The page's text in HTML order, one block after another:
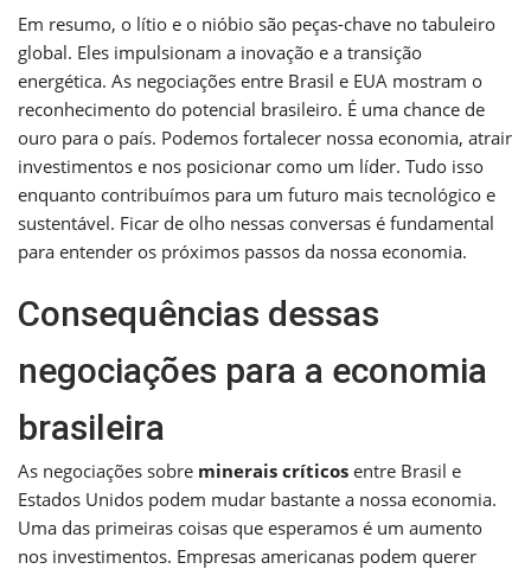
Em resumo, o lítio e o nióbio são peças-chave no tabuleiro
global. Eles impulsionam a inovação e a transição
energética. As negociações entre Brasil e EUA mostram o
reconhecimento do potencial brasileiro. É uma chance de
ouro para o país. Podemos fortalecer nossa economia, atrair
investimentos e nos posicionar como um líder. Tudo isso
enquanto contribuímos para um futuro mais tecnológico e
sustentável. Ficar de olho nessas conversas é fundamental
para entender os próximos passos da nossa economia.
Consequências dessas
negociações para a economia
brasileira
As negociações sobre minerais críticos entre Brasil e
Estados Unidos podem mudar bastante a nossa economia.
Uma das primeiras coisas que esperamos é um aumento
nos investimentos. Empresas americanas podem querer